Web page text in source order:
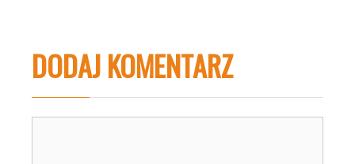
DODAJ KOMENTARZ